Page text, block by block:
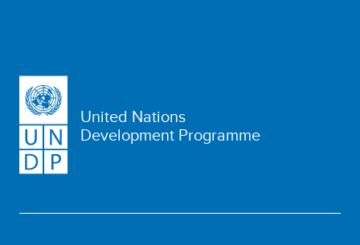
United Nations
Development Programme